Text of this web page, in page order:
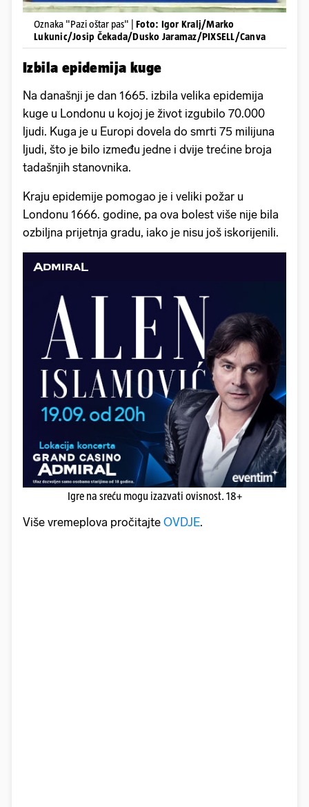
Oznaka "Pazi oštar pas" | Foto: Igor Kralj/Marko
Lukunic/Josip Čekada/Dusko Jaramaz/PIXSELL/Canva
Izbila epidemija kuge
Na današnji je dan 1665. izbila velika epidemija
kuge u Londonu u kojoj je život izgubilo 70.000
ljudi. Kuga je u Europi dovela do smrti 75 milijuna
ljudi, što je bilo između jedne i dvije trećine broja
tadašnjih stanovnika.
Kraju epidemije pomogao je i veliki požar u
Londonu 1666. godine, pa ova bolest više nije bila
ozbiljna prijetnja gradu, iako je nisu još iskorijenili.
Igre na sreću mogu izazvati ovisnost. 18+
Više vremeplova pročitajte OVDJE.